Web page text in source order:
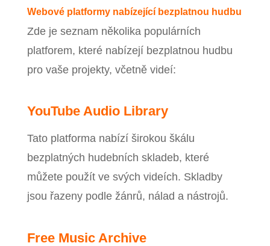
Webové platformy nabízející bezplatnou hudbu
Zde je seznam několika populárních
platforem, které nabízejí bezplatnou hudbu
pro vaše projekty, včetně videí:
YouTube Audio Library
Tato platforma nabízí širokou škálu
bezplatných hudebních skladeb, které
můžete použít ve svých videích. Skladby
jsou řazeny podle žánrů, nálad a nástrojů.
Free Music Archive